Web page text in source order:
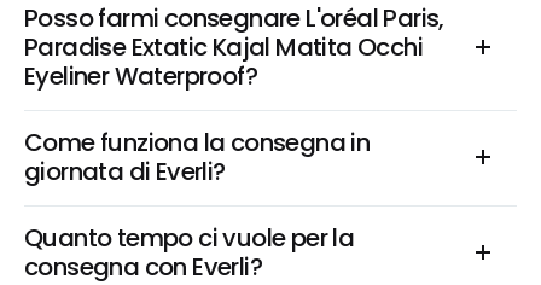
Posso farmi consegnare L'oréal Paris,
Paradise Extatic Kajal Matita Occhi
Eyeliner Waterproof?
Come funziona la consegna in
giornata di Everli?
Quanto tempo ci vuole per la
consegna con Everli?